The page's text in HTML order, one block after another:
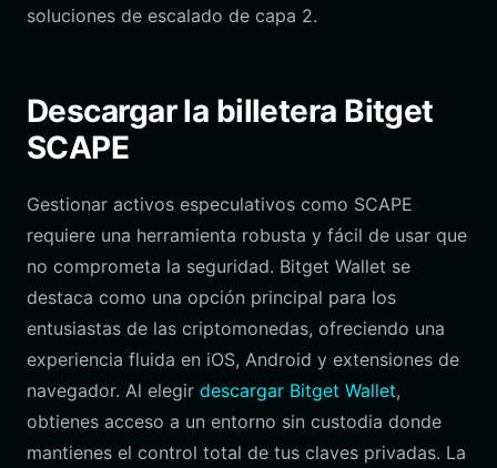
soluciones de escalado de capa 2.
Descargar la billetera Bitget
SCAPE
Gestionar activos especulativos como SCAPE
requiere una herramienta robusta y fácil de usar que
no comprometa la seguridad. Bitget Wallet se
destaca como una opción principal para los
entusiastas de las criptomonedas, ofreciendo una
experiencia fluida en iOS, Android y extensiones de
navegador. Al elegir descargar Bitget Wallet,
obtienes acceso a un entorno sin custodia donde
mantienes el control total de tus claves privadas. La